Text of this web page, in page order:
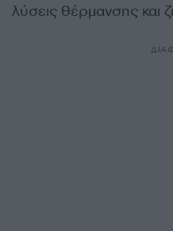
λύσεις θέρμανσης και